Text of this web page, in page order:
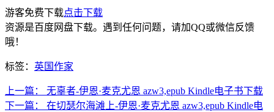
游客免费下载点击下载
资源是百度网盘下载。遇到任何问题，请加QQ或微信反馈
哦！
标签： 英国作家
上一篇：
无辜者-伊恩·麦克尤恩 azw3,epub Kindle电子书下载
下一篇：
在切瑟尔海滩上-伊恩·麦克尤恩 azw3,epub Kindle电